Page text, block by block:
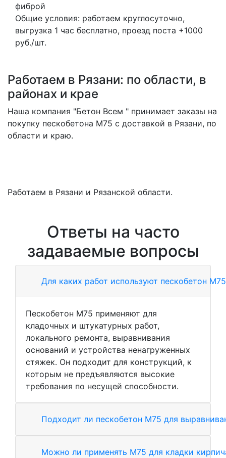
фиброй
Общие условия: работаем круглосуточно,
выгрузка 1 час бесплатно, проезд поста +1000
руб./шт.
Работаем в Рязани: по области, в
районах и крае
Наша компания "Бетон Всем " принимает заказы на
покупку пескобетона M75 с доставкой в Рязани, по
области и краю.
Работаем в Рязани и Рязанской области.
Ответы на часто
задаваемые вопросы
Для каких работ используют пескобетон
Пескобетон М75 применяют для
кладочных и штукатурных работ,
локального ремонта, выравнивания
оснований и устройства ненагруженных
стяжек. Он подходит для конструкций, к
которым не предъявляются высокие
требования по несущей способности.
Подходит ли пескобетон М75 для
Можно ли применять М75 для кладки